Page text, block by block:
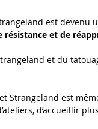
est devenu
résistance et de
et du
Strangeland est
d’accueillir